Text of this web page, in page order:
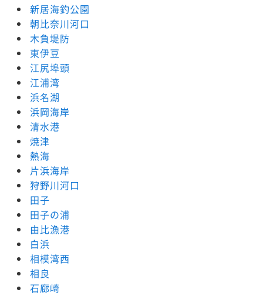
新居海釣公園
朝比奈川河口
木負堤防
東伊豆
江尻埠頭
江浦湾
浜名湖
浜岡海岸
清水港
焼津
熱海
片浜海岸
狩野川河口
田子
田子の浦
由比漁港
白浜
相模湾西
相良
石廊崎